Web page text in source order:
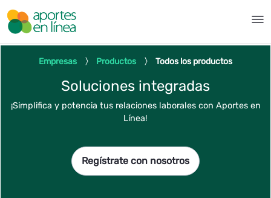
Saltar al contenido principal
Productos - Aportes en Línea
Empresas Productos Todos los productos
Soluciones integradas
¡Simplifica y potencia tus relaciones laborales con Aportes en
Línea!
Regístrate con nosotros